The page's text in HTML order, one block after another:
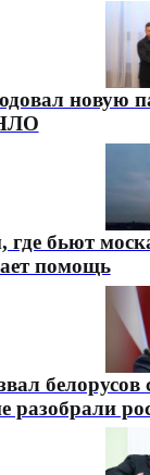
новую
бьют
помощь
белорусов
разобрали